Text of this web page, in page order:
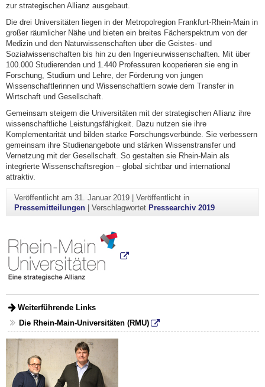
zur strategischen Allianz ausgebaut.
Die drei Universitäten liegen in der Metropolregion Frankfurt-Rhein-Main in
großer räumlicher Nähe und bieten ein breites Fächerspektrum von der
Medizin und den Naturwissenschaften über die Geistes- und
Sozialwissenschaften bis hin zu den Ingenieurwissenschaften. Mit über
100.000 Studierenden und 1.440 Professuren kooperieren sie eng in
Forschung, Studium und Lehre, der Förderung von jungen
Wissenschaftlerinnen und Wissenschaftlern sowie dem Transfer in
Wirtschaft und Gesellschaft.
Gemeinsam steigern die Universitäten mit der strategischen Allianz ihre
wissenschaftliche Leistungsfähigkeit. Dazu nutzen sie ihre
Komplementarität und bilden starke Forschungsverbünde. Sie verbessern
gemeinsam ihre Studienangebote und stärken Wissenstransfer und
Vernetzung mit der Gesellschaft. So gestalten sie Rhein-Main als
integrierte Wissenschaftsregion – global sichtbar und international
attraktiv.
Veröffentlicht am 31. Januar 2019| Veröffentlicht in
Pressemitteilungen| Verschlagwortet Pressearchiv 2019
Weiterführende Links
Die Rhein-Main-Universitäten (RMU)